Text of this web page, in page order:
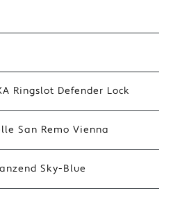
Ringslot Defender Lock
San Remo Vienna
Sky-Blue